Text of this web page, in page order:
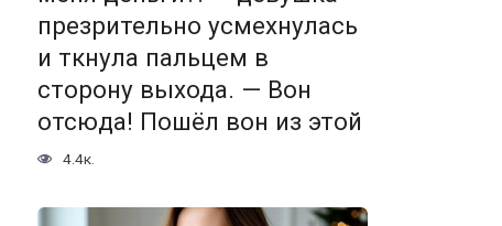
презрительно усмехнулась
и ткнула пальцем в
сторону выхода. — Вон
отсюда! Пошёл вон из этой
4.4к.